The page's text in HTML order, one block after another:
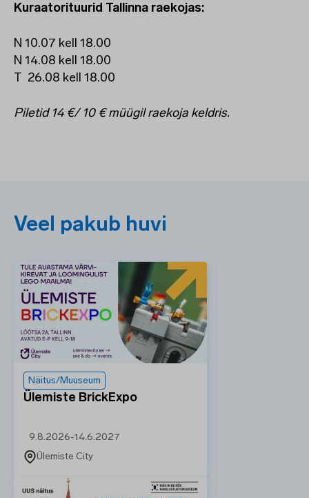
Kuraatorituurid Tallinna raekojas:
N 10.07 kell 18.00
N 14.08 kell 18.00
T 26.08 kell 18.00
Piletid 14 €/ 10 € müügil raekoja keldris.
Veel pakub huvi
Näitus/Muuseum
Ülemiste BrickExpo
9.8.2026-14.6.2027
Ülemiste City